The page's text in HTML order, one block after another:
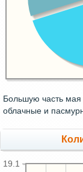
Большую часть
облачные и
19.1